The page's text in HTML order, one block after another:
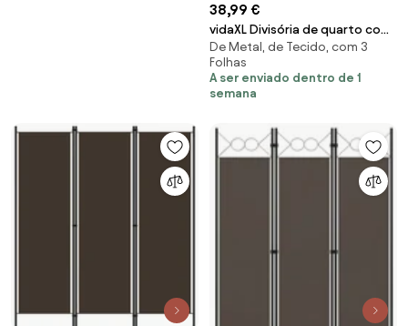
38,99 €
vidaXL Divisória de quarto com
3 painéis 120x180 cm branco
De Metal, de Tecido, com 3
Folhas
A ser enviado dentro de 1
semana